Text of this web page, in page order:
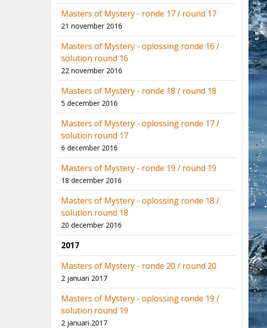
Masters of Mystery - ronde 17 / round 17
21 november 2016
Masters of Mystery - oplossing ronde 16 /
solution round 16
22 november 2016
Masters of Mystery - ronde 18 / round 18
5 december 2016
Masters of Mystery - oplossing ronde 17 /
solution round 17
6 december 2016
Masters of Mystery - ronde 19 / round 19
18 december 2016
Masters of Mystery - oplossing ronde 18 /
solution round 18
20 december 2016
2017
Masters of Mystery - ronde 20 / round 20
2 januari 2017
Masters of Mystery - oplossing ronde 19 /
solution round 19
2 januari 2017